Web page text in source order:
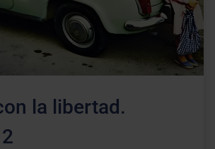
la libertad.